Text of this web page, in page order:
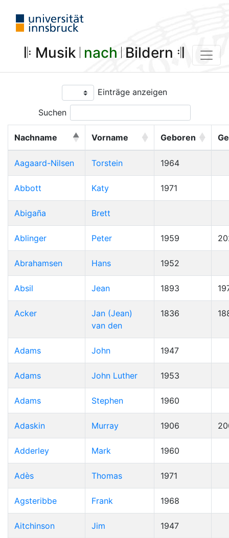
𝄆 Musik 𝄀 nach 𝄀 Bildern 𝄇
Einträge anzeigen
Suchen
Nachname Vorname Geboren
Aagaard-Nilsen Torstein 1964
Abbott Katy 1971
Abigaña Brett
Ablinger Peter 1959
Abrahamsen Hans 1952
Absil Jean 1893
Acker
Jan (Jean)
van den
1836
Adams John 1947
Adams John Luther 1953
Adams Stephen 1960
Adaskin Murray 1906
Adderley Mark 1960
Adès Thomas 1971
Agsteribbe Frank 1968
Aitchinson Jim 1947